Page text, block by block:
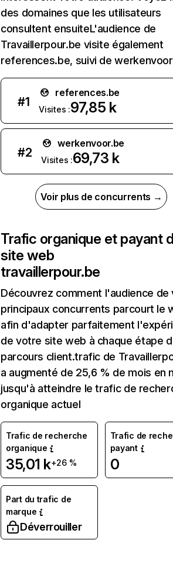
des domaines que les utilisateurs
consultent ensuiteL'audience de
Travaillerpour.be visite également
references.be, suivi de
#1
references.be
Visites :97,85 k
#2
werkenvoor.be
Visites :69,73 k
Voir plus de concurrents →
Trafic organique et payant
site web
travaillerpour.be
Découvrez comment l'audience de
principaux concurrents parcourt le
afin d'adapter parfaitement
de votre site web à chaque étape
parcours client.trafic de
a augmenté de 25,6 % de mois en
jusqu'à atteindre le trafic de
organique actuel
Trafic de recherche
organique
35,01 k+26 %
Trafic de
payant
0
Part du trafic de
marque
Déverrouiller